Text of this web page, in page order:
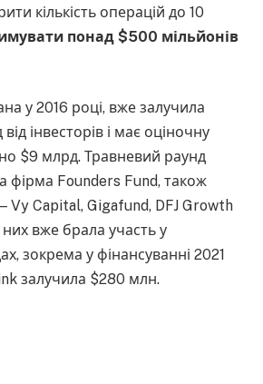
кількість операцій до 10
понад $500 мільйонів
у 2016 році, вже залучила
інвесторів і має оціночну
$9 млрд. Травневий раунд
фірма Founders Fund, також
Vy Capital, Gigafund, DFJ Growth
них вже брала участь у
зокрема у фінансуванні 2021
залучила $280 млн.